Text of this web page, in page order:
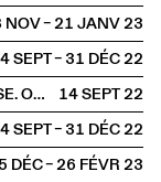
NOV – 21 JANV2023
SEPT – 31 DÉC2022
LANCEMENT DU CENTRE CULTUREL SUISSE. ON TOUR
14 SEPT2022
SEPT – 31 DÉC2022
DÉC – 26 FÉVR2023